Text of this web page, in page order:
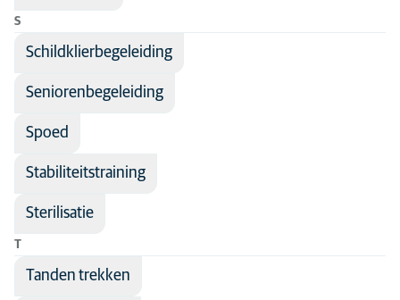
S
Schildklierbegeleiding
Seniorenbegeleiding
Spoed
Stabiliteitstraining
Sterilisatie
T
Tanden trekken